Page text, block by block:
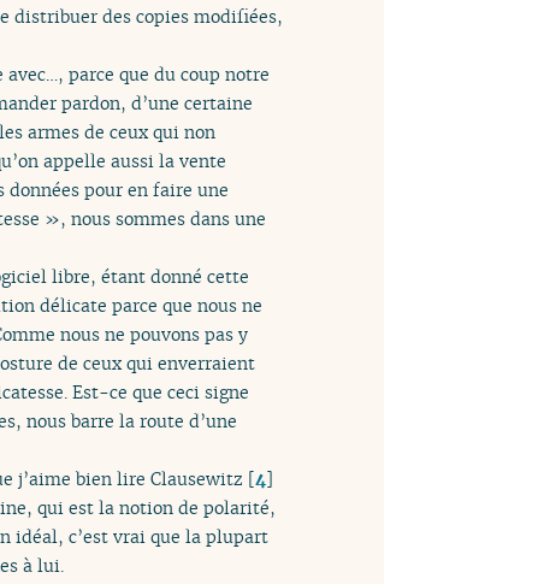
distribuer des copies modifiées,
parce que du coup notre
pardon, d’une certaine
armes de ceux qui non
appelle aussi la vente
pour en faire une
», nous sommes dans une
libre, étant donné cette
délicate parce que nous ne
nous ne pouvons pas y
de ceux qui enverraient
Est-ce que ceci signe
nous barre la route d’une
j’aime bien lire Clausewitz [4]
qui est la notion de polarité,
idéal, c’est vrai que la plupart
à lui.